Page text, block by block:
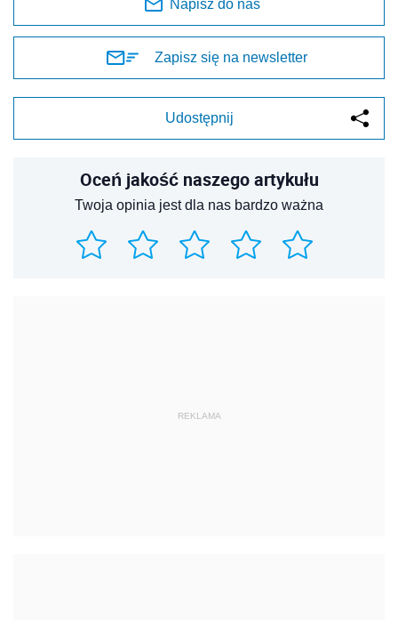
Napisz do nas
Zapisz się na newsletter
Udostępnij
Oceń jakość naszego artykułu
Twoja opinia jest dla nas bardzo ważna
REKLAMA